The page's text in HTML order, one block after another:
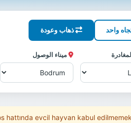
واحد ذهاب وعودة
ميناء الوصول
hattında evcil hayvan kabul